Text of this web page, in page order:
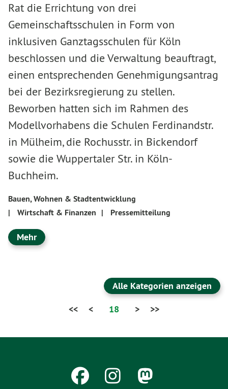
Rat die Errichtung von drei
Gemeinschaftsschulen in Form von
inklusiven Ganztagsschulen für Köln
beschlossen und die Verwaltung beauftragt,
einen entsprechenden Genehmigungsantrag
bei der Bezirksregierung zu stellen.
Beworben hatten sich im Rahmen des
Modellvorhabens die Schulen Ferdinandstr.
in Mülheim, die Rochusstr. in Bickendorf
sowie die Wuppertaler Str. in Köln-
Buchheim.
Bauen, Wohnen & Stadtentwicklung
|
Wirtschaft & Finanzen | Pressemitteilung
Mehr
Alle Kategorien anzeigen
<<
< 18 > >>